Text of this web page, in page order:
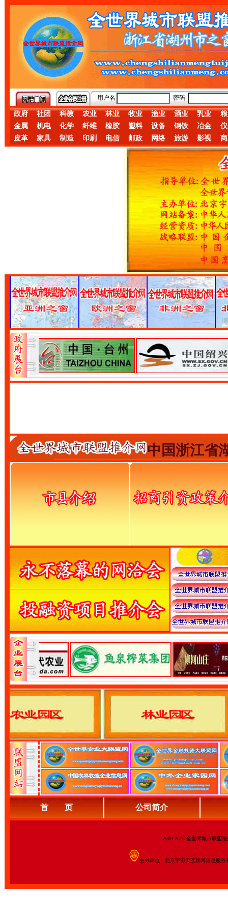
用户名 密码
政府 社团 科教 农业 林业 牧业 渔业 酒业 乳业
金属
机电 化学 纤维 橡胶 塑料 设备 钢铁 冶金
皮革
家具 制造 印刷 电信 邮政 网络 旅游 影视
中国浙江省
首 页 公司简介
2009-2023 全世界城市联盟
主办单位：北京宇宙天互联网信息服